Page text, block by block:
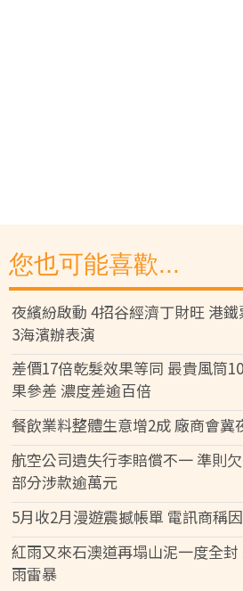
您也可能喜歡...
夜繽紛啟動 4招谷經濟丁財旺 港
3海濱辦表演
差價17倍乾髮效果等同 最貴風筒
果參差 濃度差逾百倍
餐飲業料整體生意增2成 廠商會冀
航空公司遺失行李賠償不一 準則
部分涉款逾萬元
5月收2月漫遊震撼帳單 電訊商稱
紅雨又來石澳道再塌山泥一度全
雨雷暴